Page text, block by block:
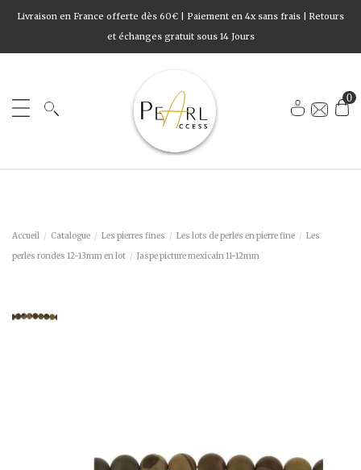
Livraison en France offerte dès 60€ | Paiement en 4x sans frais | Retours
et échanges gratuit sous 14 Jours
0
Accueil Catalogue Les pierres fines Les lots de perles en pierre fine
Les
perles rondes 12-13mm en lot
Jaspe picture mexicain 11-12mm